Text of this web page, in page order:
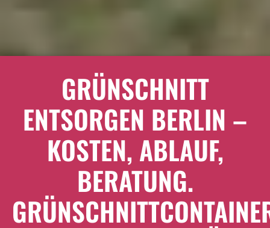
GRÜNSCHNITT
ENTSORGEN BERLIN –
KOSTEN, ABLAUF,
BERATUNG.